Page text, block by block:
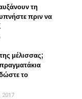
τη
πριν να
μέλισσας;
το
2017